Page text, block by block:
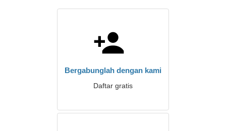
Bergabunglah dengan kami
Daftar gratis